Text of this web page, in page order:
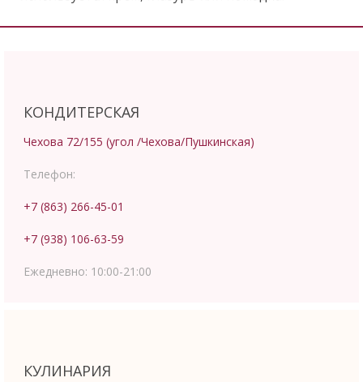
КОНДИТЕРСКАЯ
Чехова 72/155 (угол /Чехова/Пушкинская)
Телефон:
+7 (863) 266-45-01
+7 (938) 106-63-59
Ежедневно: 10:00-21:00
КУЛИНАРИЯ